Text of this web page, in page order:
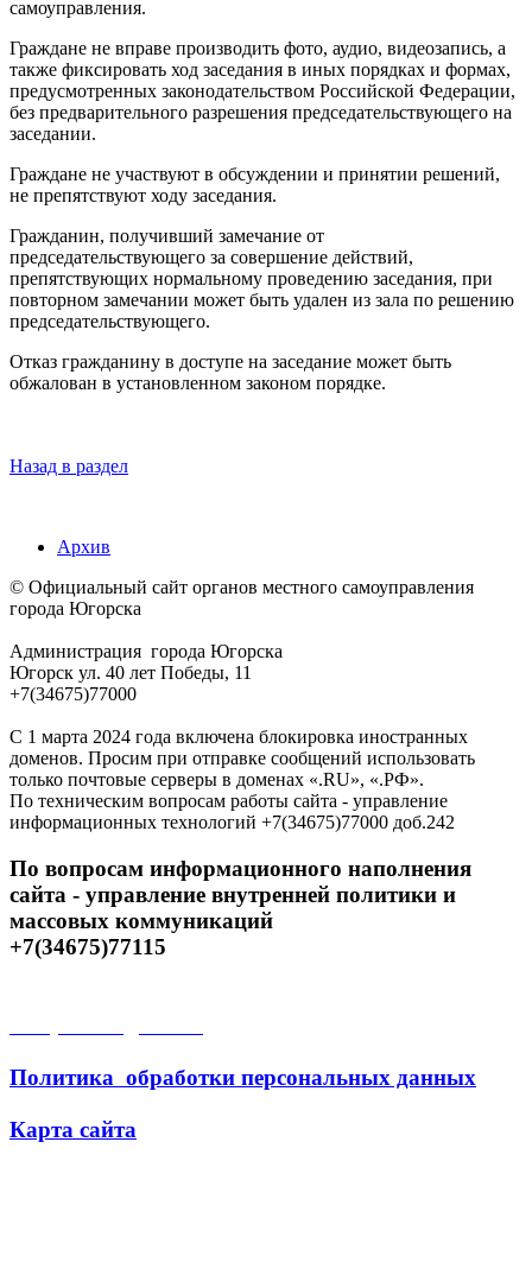
самоуправления.
Граждане не вправе производить фото, аудио, видеозапись, а
также фиксировать ход заседания в иных порядках и формах,
предусмотренных законодательством Российской Федерации,
без предварительного разрешения председательствующего на
заседании.
Граждане не участвуют в обсуждении и принятии решений,
не препятствуют ходу заседания.
Гражданин, получивший замечание от
председательствующего за совершение действий,
препятствующих нормальному проведению заседания, при
повторном замечании может быть удален из зала по решению
председательствующего.
Отказ гражданину в доступе на заседание может быть
обжалован в установленном законом порядке.
Назад в раздел
Архив
© Официальный сайт органов местного самоуправления
города Югорска
Администрация города Югорска
Югорск ул. 40 лет Победы, 11
+7(34675)77000
С 1 марта 2024 года включена блокировка иностранных
доменов. Просим при отправке сообщений использовать
только почтовые серверы в доменах «.RU», «.РФ».
По техническим вопросам работы сайта - управление
информационных технологий +7(34675)77000 доб.242
По вопросам информационного наполнения
сайта - управление внутренней политики и
массовых коммуникаций
+7(34675)77115
Политика обработки персональных данных
Карта сайта